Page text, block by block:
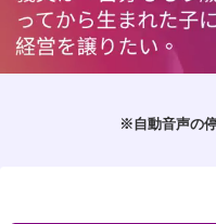
※自動音声の